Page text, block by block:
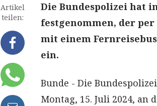
Artikel
teilen:
Die Bundespolizei hat
festgenommen, der
mit einem
ein.
Bunde - Die
Montag, 15. Juli 2024, an